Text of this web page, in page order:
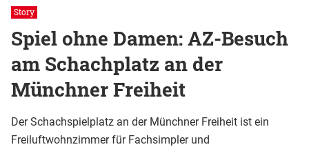
Story
Spiel ohne Damen: AZ-Besuch
am Schachplatz an der
Münchner Freiheit
Der Schachspielplatz an der Münchner Freiheit ist ein
Freiluftwohnzimmer für Fachsimpler und